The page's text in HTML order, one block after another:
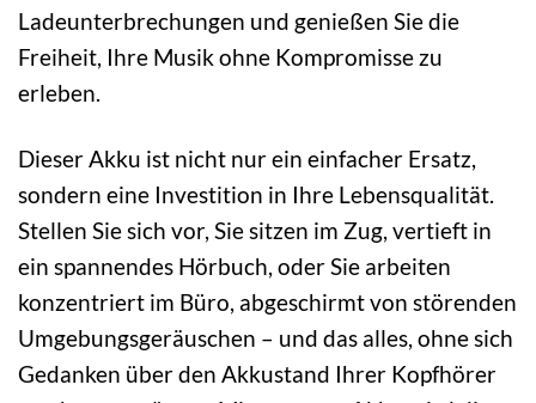
Ladeunterbrechungen und genießen Sie die
Freiheit, Ihre Musik ohne Kompromisse zu
erleben.
Dieser Akku ist nicht nur ein einfacher Ersatz,
sondern eine Investition in Ihre Lebensqualität.
Stellen Sie sich vor, Sie sitzen im Zug, vertieft in
ein spannendes Hörbuch, oder Sie arbeiten
konzentriert im Büro, abgeschirmt von störenden
Umgebungsgeräuschen – und das alles, ohne sich
Gedanken über den Akkustand Ihrer Kopfhörer